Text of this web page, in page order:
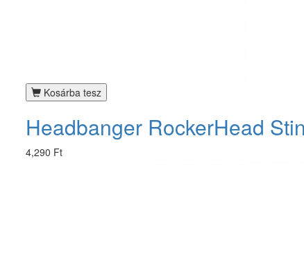
Kosárba tesz
Headbanger RockerHead
4,290 Ft